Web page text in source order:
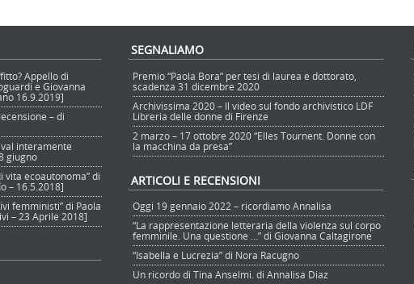
Appello di
e Giovanna
16.9.2019]
– di
interamente
giugno
vita ecoautonoma” di
– 16.5.2018]
femministi” di Paola
– 23 Aprile 2018]
SEGNALIAMO
Premio “Paola Bora” per tesi di laurea e dottorato,
scadenza 31 dicembre 2020
Archivissima 2020 – Il video sul fondo archivistico LDF
Libreria delle donne di Firenze
2 marzo – 17 ottobre 2020 “Elles Tournent. Donne con
la macchina da presa”
ARTICOLI E RECENSIONI
Oggi 19 gennaio 2022 – ricordiamo Annalisa
“La rappresentazione letteraria della violenza sul corpo
femminile. Una questione …” di Giovanna Caltagirone
“Isabella e Lucrezia” di Nora Racugno
Un ricordo di Tina Anselmi. di Annalisa Diaz